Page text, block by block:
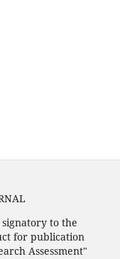
to the
for publication
Assessment"